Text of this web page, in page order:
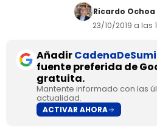
Ricardo Ochoa
23/10/2019 a las
Añadir
fuente preferida de
gratuita.
Mantente informado con las
actualidad.
ACTIVAR AHORA